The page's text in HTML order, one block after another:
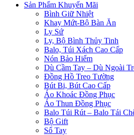
Sản Phẩm Khuyến Mãi
Bình Giữ Nhiệt
Khay Mứt-Bộ Bàn Ăn
Ly Sứ
Ly, Bộ Bình Thủy Tinh
Balo, Túi Xách Cao Cấp
Nón Bảo Hiểm
Dù Cầm Tay – Dù Ngoài
Đồng Hồ Treo Tường
Bút Bi, Bút Cao Cấp
Áo Khoác Đồng Phục
Áo Thun Đồng Phục
Balo Túi Rút – Balo Tái
Bộ Gift
Sổ Tay